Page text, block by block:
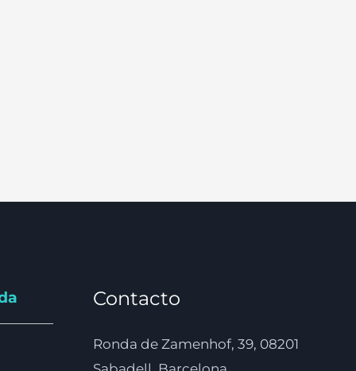
Contacto
Ronda de Zamenhof, 39, 08201